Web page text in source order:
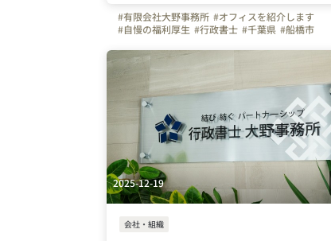
#有限会社大野事務所 #オフィスを紹介します
#自慢の福利厚生 #行政書士 #千葉県 #船橋市
2025-12-19
会社・組織